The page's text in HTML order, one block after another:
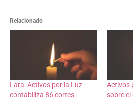
Relacionado
Lara: Activos por la Luz
contabiliza 86 cortes
Activos
sobre